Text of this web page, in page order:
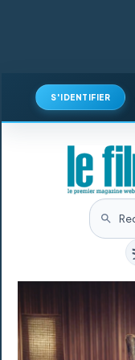
S'IDENTIFIER